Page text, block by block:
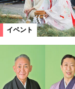
浪江町
福島県
国見町
イベント